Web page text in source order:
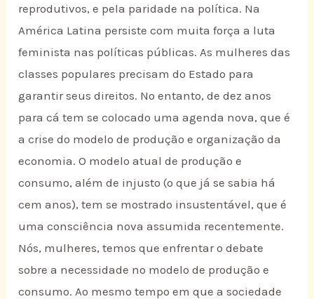
reprodutivos, e pela paridade na política. Na
América Latina persiste com muita força a luta
feminista nas políticas públicas. As mulheres das
classes populares precisam do Estado para
garantir seus direitos. No entanto, de dez anos
para cá tem se colocado uma agenda nova, que é
a crise do modelo de produção e organização da
economia. O modelo atual de produção e
consumo, além de injusto (o que já se sabia há
cem anos), tem se mostrado insustentável, que é
uma consciência nova assumida recentemente.
Nós, mulheres, temos que enfrentar o debate
sobre a necessidade no modelo de produção e
consumo. Ao mesmo tempo em que a sociedade